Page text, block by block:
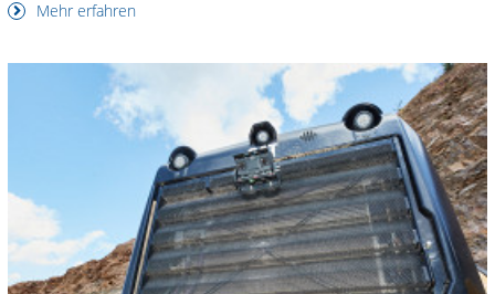
Mehr erfahren